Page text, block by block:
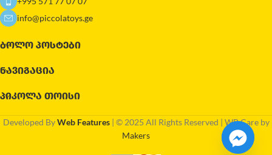
info@piccolatoys.ge
ᲑᲝᲚᲝ ᲞᲝᲡᲢᲔᲑᲘ
ᲜᲐᲕᲘᲒᲐᲪᲘᲐ
ᲞᲘᲙᲝᲚᲐ ᲗᲝᲘᲡᲘ
Developed ByWeb Features | © 2025 All Rights Reserved | WP Care by
Makers